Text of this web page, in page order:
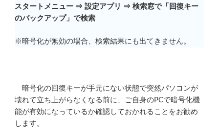
スタートメニュー ⇒ 設定アプリ ⇒ 検索窓で「回復キー
のバックアップ」で検索
※暗号化が無効の場合、検索結果にも出てきません。
暗号化の回復キーが手元にない状態で突然パソコンが
壊れて立ち上がらなくなる前に、ご自身のPCで暗号化機
能が有効になっているか確認しておかれることをお勧め
します。